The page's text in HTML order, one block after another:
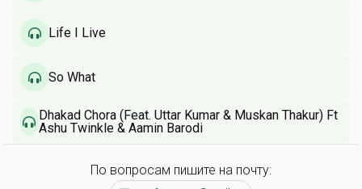
Life I Live
So What
Dhakad Chora (Feat. Uttar Kumar & Muskan Thakur) Ft
Ashu Twinkle & Aamin Barodi
По вопросам пишите на почту: